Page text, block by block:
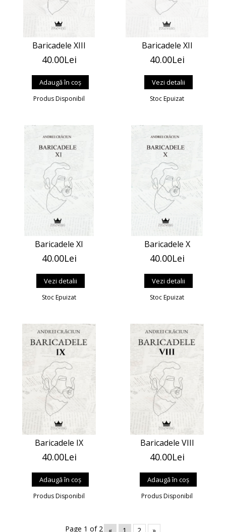
Baricadele XIII
40.00Lei
Produs Disponibil
Baricadele XII
40.00Lei
Vezi detalii
Stoc Epuizat
Baricadele XI
40.00Lei
Vezi detalii
Stoc Epuizat
Baricadele X
40.00Lei
Vezi detalii
Stoc Epuizat
Baricadele IX
40.00Lei
Produs Disponibil
Baricadele VIII
40.00Lei
Produs Disponibil
Page 1 of 2 « 1 2 »